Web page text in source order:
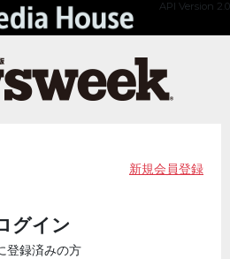
API Version 2.0
新規会員登録
グイン
登録済みの方